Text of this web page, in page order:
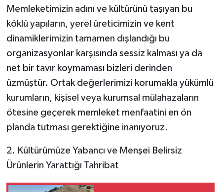
Memleketimizin adını ve kültürünü taşıyan bu
köklü yapıların, yerel üreticimizin ve kent
dinamiklerimizin tamamen dışlandığı bu
organizasyonlar karşısında sessiz kalması ya da
net bir tavır koymaması bizleri derinden
üzmüştür. Ortak değerlerimizi korumakla yükümlü
kurumların, kişisel veya kurumsal mülahazaların
ötesine geçerek memleket menfaatini en ön
planda tutması gerektiğine inanıyoruz.
2. Kültürümüze Yabancı ve Menşei Belirsiz
Ürünlerin Yarattığı Tahribat